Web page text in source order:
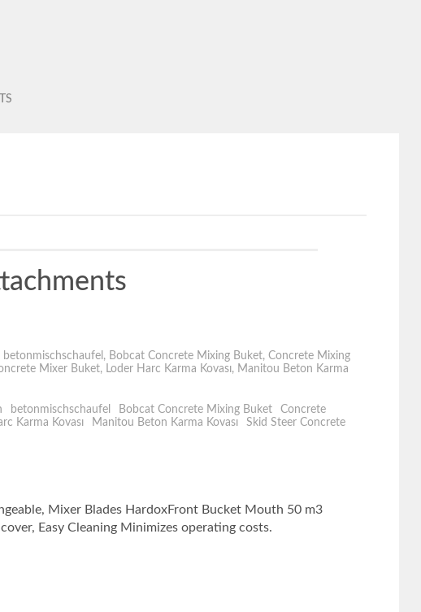
betonmischschaufel , Bobcat Concrete Mixing Buket, Concrete Mixing
Mixer Buket, Loder Harc Karma Kovası, Manitou Beton Karma
betonmischschaufel Bobcat Concrete Mixing Buket
Concrete
Karma Kovası Manitou Beton Karma Kovası
Skid Steer Concrete
Mixer Blades HardoxFront Bucket Mouth 50 m3
Easy Cleaning Minimizes operating costs.